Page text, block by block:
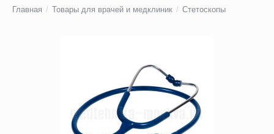
Главная / Товары для врачей и медклиник / Стетоскопы